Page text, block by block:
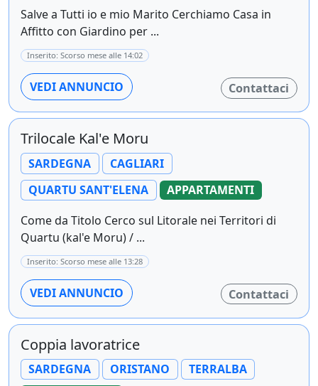
Salve a Tutti io e mio Marito Cerchiamo Casa in
Affitto con Giardino per ...
Inserito: Scorso mese alle 14:02
VEDI ANNUNCIO Contattaci
Trilocale Kal'e Moru
SARDEGNA
CAGLIARI
QUARTU SANT'ELENA
APPARTAMENTI
Come da Titolo Cerco sul Litorale nei Territori di
Quartu (kal'e Moru) / ...
Inserito: Scorso mese alle 13:28
VEDI ANNUNCIO Contattaci
Coppia lavoratrice
SARDEGNA ORISTANO
TERRALBA